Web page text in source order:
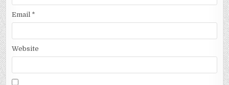
Email *
Website